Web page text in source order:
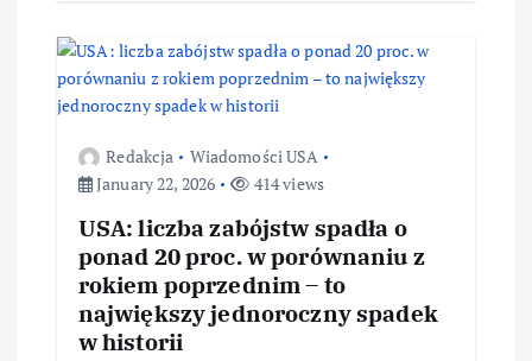
Redakcja
Wiadomości USA
January 22, 2026
414 views
USA: liczba zabójstw spadła o
ponad 20 proc. w porównaniu z
rokiem poprzednim – to
największy jednoroczny spadek
w historii